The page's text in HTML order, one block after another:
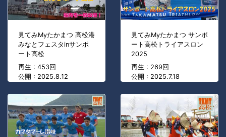
見てみMyたかまつ 高松港
みなとフェスタinサンポ
ート高松
再生 : 453回
公開 : 2025.8.12
見てみMyたかまつ サンポ
ート高松トライアスロン
2025
再生 : 269回
公開 : 2025.7.18